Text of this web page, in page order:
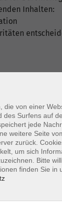
Inhalten:
und
Projekten mit
die von einer
des Surfens auf
jede
weitere Seite
zurück.
um sich
Bitte
finden Sie in